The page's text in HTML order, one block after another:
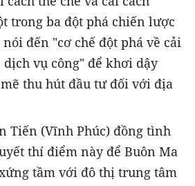
trong ba đột phá chiến lược
đến "cơ chế đột phá về cải
vụ công" để khơi dậy
thu hút đầu tư đối với địa
Tiến (Vĩnh Phúc) đồng tình
thí điểm này để Buôn Ma
tầm với đô thị trung tâm